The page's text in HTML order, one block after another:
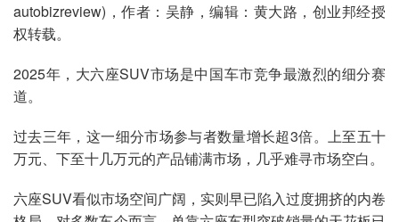
autobizreview)，作者：吴静，编辑：黄大路，创业邦经授
权转载。
2025年，大六座SUV市场是中国车市竞争最激烈的细分赛
道。
过去三年，这一细分市场参与者数量增长超3倍。上至五十
万元、下至十几万元的产品铺满市场，几乎难寻市场空白。
六座SUV看似市场空间广阔，实则早已陷入过度拥挤的内卷